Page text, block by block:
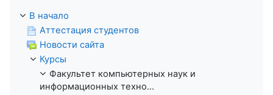
В начало
Аттестация студентов
Новости сайта
Курсы
Факультет компьютерных наук и
информационных техно...